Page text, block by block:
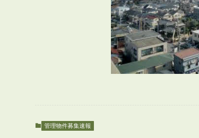
03-6262-9556
※音声ガイダンス④を押してください。
管理物件募集速報